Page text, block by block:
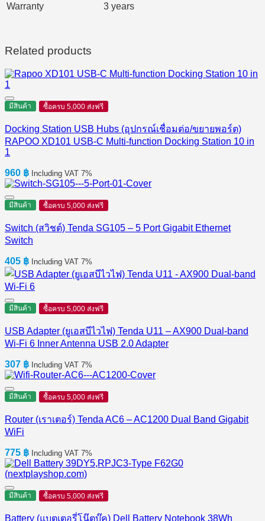
Warranty
3 years
Related products
มีสินค้า ซื้อครบ 5,000 ส่งฟรี
Docking Station USB Hubs (อุปกรณ์เชื่อมต่อ/ขยายพอร์ต)
RAPOO XD101 USB-C Multi-function Docking Station 10 in
1
960 ฿ Including VAT 7%
มีสินค้า ซื้อครบ 5,000 ส่งฟรี
Switch (สวิชต์) Tenda SG105 – 5 Port Gigabit Ethernet
Switch
405 ฿ Including VAT 7%
มีสินค้า ซื้อครบ 5,000 ส่งฟรี
USB Adapter (ยูเอสบีไวไฟ) Tenda U11 – AX900 Dual-band
Wi-Fi 6 Inner Antenna USB 2.0 Adapter
307 ฿ Including VAT 7%
มีสินค้า ซื้อครบ 5,000 ส่งฟรี
Router (เราเตอร์) Tenda AC6 – AC1200 Dual Band Gigabit
WiFi
775 ฿ Including VAT 7%
มีสินค้า ซื้อครบ 5,000 ส่งฟรี
Battery (แบตเตอรี่โน๊ตบุ๊ค) Dell Battery Notebook 38Wh